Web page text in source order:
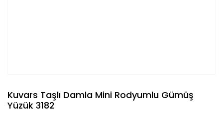
Kuvars Taşlı Damla Mini Rodyumlu Gümüş
Yüzük 3182